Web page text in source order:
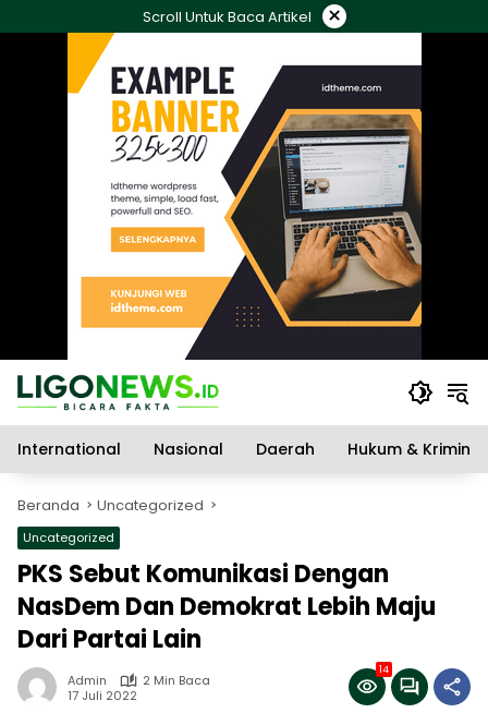
ke
Scroll Untuk Baca Artikel ×
International Nasional Daerah Hukum & Kriminal
Beranda Uncategorized
Uncategorized
PKS Sebut Komunikasi Dengan
NasDem Dan Demokrat Lebih Maju
Dari Partai Lain
Admin
2 Min Baca
17 Juli 2022
14